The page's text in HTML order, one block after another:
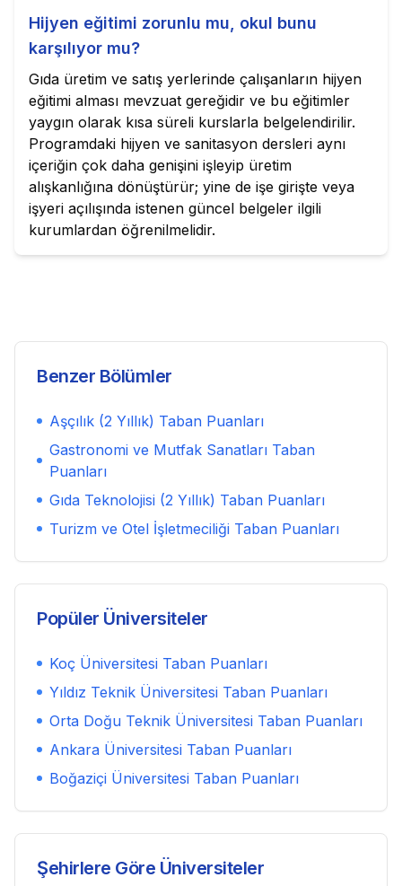
Hijyen eğitimi zorunlu mu, okul bunu
karşılıyor mu?
Gıda üretim ve satış yerlerinde çalışanların hijyen
eğitimi alması mevzuat gereğidir ve bu eğitimler
yaygın olarak kısa süreli kurslarla belgelendirilir.
Programdaki hijyen ve sanitasyon dersleri aynı
içeriğin çok daha genişini işleyip üretim
alışkanlığına dönüştürür; yine de işe girişte veya
işyeri açılışında istenen güncel belgeler ilgili
kurumlardan öğrenilmelidir.
Benzer Bölümler
Aşçılık (2 Yıllık) Taban Puanları
Gastronomi ve Mutfak SanatlarıTaban
Puanları
Gıda Teknolojisi (2 Yıllık) Taban Puanları
Turizm ve Otel İşletmeciliği Taban Puanları
Popüler Üniversiteler
Koç Üniversitesi Taban Puanları
Yıldız Teknik Üniversitesi Taban Puanları
Orta Doğu Teknik Üniversitesi Taban Puanları
Ankara Üniversitesi Taban Puanları
Boğaziçi Üniversitesi Taban Puanları
Şehirlere Göre Üniversiteler